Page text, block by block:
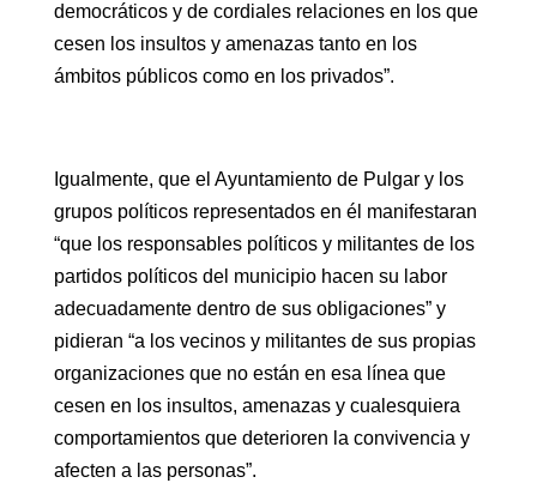
democráticos y de cordiales relaciones en los que
cesen los insultos y amenazas tanto en los
ámbitos públicos como en los privados”.
Igualmente, que el Ayuntamiento de Pulgar y los
grupos políticos representados en él manifestaran
“que los responsables políticos y militantes de los
partidos políticos del municipio hacen su labor
adecuadamente dentro de sus obligaciones” y
pidieran “a los vecinos y militantes de sus propias
organizaciones que no están en esa línea que
cesen en los insultos, amenazas y cualesquiera
comportamientos que deterioren la convivencia y
afecten a las personas”.